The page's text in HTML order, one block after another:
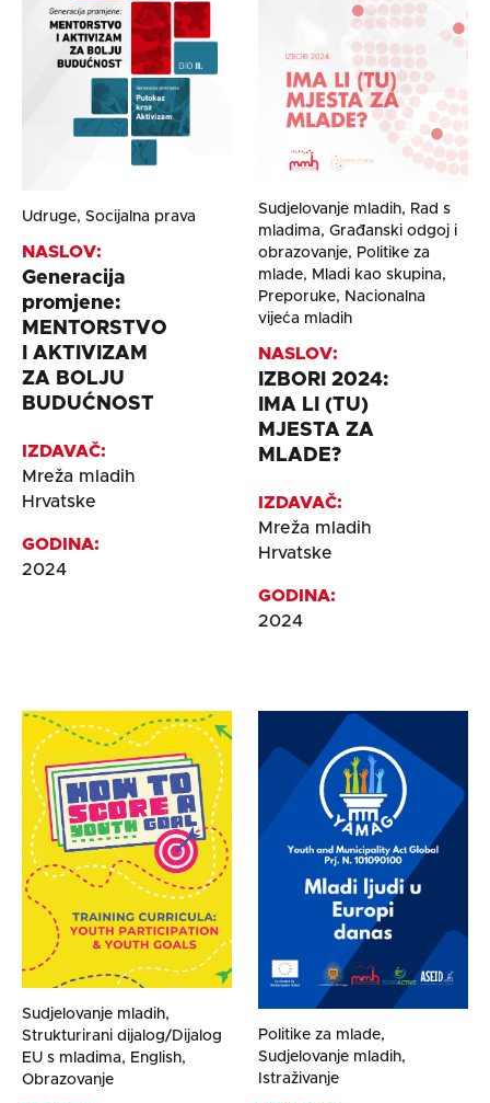
Udruge, Socijalna prava
NASLOV:
Generacija
promjene:
MENTORSTVO
I AKTIVIZAM
ZA BOLJU
BUDUĆNOST
IZDAVAČ:
Mreža mladih
Hrvatske
GODINA:
2024
Sudjelovanje mladih, Rad s
mladima, Građanski odgoj i
obrazovanje, Politike za
mlade, Mladi kao skupina,
Preporuke, Nacionalna
vijeća mladih
NASLOV:
IZBORI 2024:
IMA LI (TU)
MJESTA ZA
MLADE?
IZDAVAČ:
Mreža mladih
Hrvatske
GODINA:
2024
Sudjelovanje mladih,
Strukturirani dijalog/Dijalog
EU s mladima, English,
Obrazovanje
Politike za mlade,
Sudjelovanje mladih,
Istraživanje